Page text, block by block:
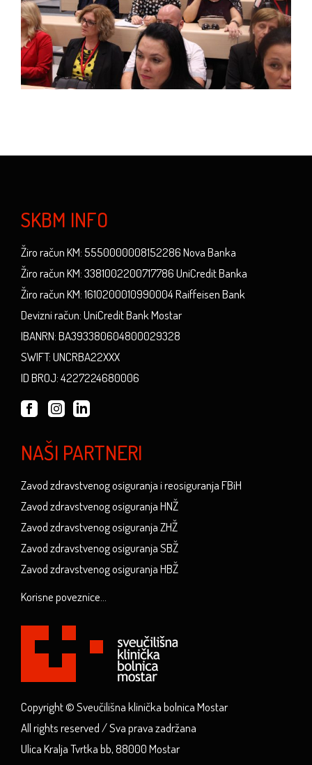
SKBM INFO
Žiro račun KM: 5550000008152286 Nova Banka
Žiro račun KM: 3381002200717786 UniCredit Banka
Žiro račun KM: 1610200010990004 Raiffeisen Bank
Devizni račun: UniCredit Bank Mostar
IBANRN: BA393380604800029328
SWIFT: UNCRBA22XXX
ID BROJ: 4227224680006
NAŠI PARTNERI
Zavod zdravstvenog osiguranja i reosiguranja FBiH
Zavod zdravstvenog osiguranja HNŽ
Zavod zdravstvenog osiguranja ZHŽ
Zavod zdravstvenog osiguranja SBŽ
Zavod zdravstvenog osiguranja HBŽ
Korisne poveznice...
Copyright © Sveučilišna klinička bolnica Mostar
All rights reserved / Sva prava zadržana
Ulica Kralja Tvrtka bb, 88000 Mostar